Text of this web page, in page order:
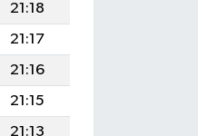
21:18
21:17
21:16
21:15
21:13